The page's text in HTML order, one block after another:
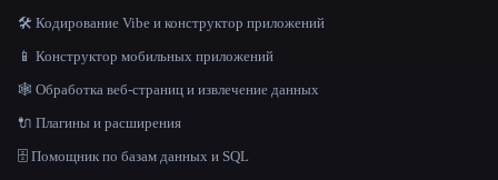
🛠️ Кодирование Vibe и конструктор приложений
📱 Конструктор мобильных приложений
🕸️ Обработка веб-страниц и извлечение данных
🔌 Плагины и расширения
🗄️ Помощник по базам данных и SQL